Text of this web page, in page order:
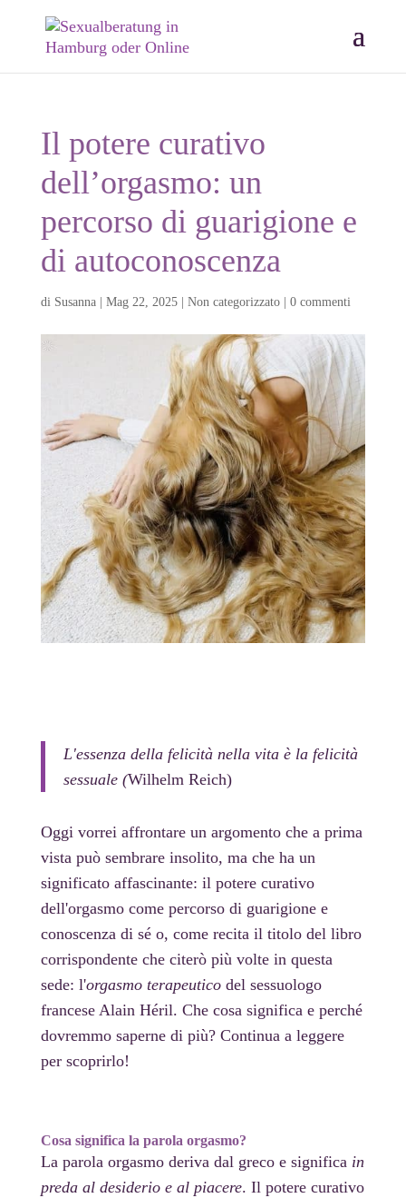
Il potere curativo
dell’orgasmo: un
percorso di guarigione e
di autoconoscenza
di Susanna| Mag 22, 2025| Non categorizzato| 0 commenti
L'essenza della felicità nella vita è la felicità
sessuale (Wilhelm Reich)
Oggi vorrei affrontare un argomento che a prima
vista può sembrare insolito, ma che ha un
significato affascinante: il potere curativo
dell'orgasmo come percorso di guarigione e
conoscenza di sé o, come recita il titolo del libro
corrispondente che citerò più volte in questa
sede: l'orgasmo terapeutico del sessuologo
francese Alain Héril. Che cosa significa e perché
dovremmo saperne di più? Continua a leggere
per scoprirlo!
Cosa significa la parola orgasmo?
La parola orgasmo deriva dal greco e significa in
preda al desiderio e al piacere. Il potere curativo